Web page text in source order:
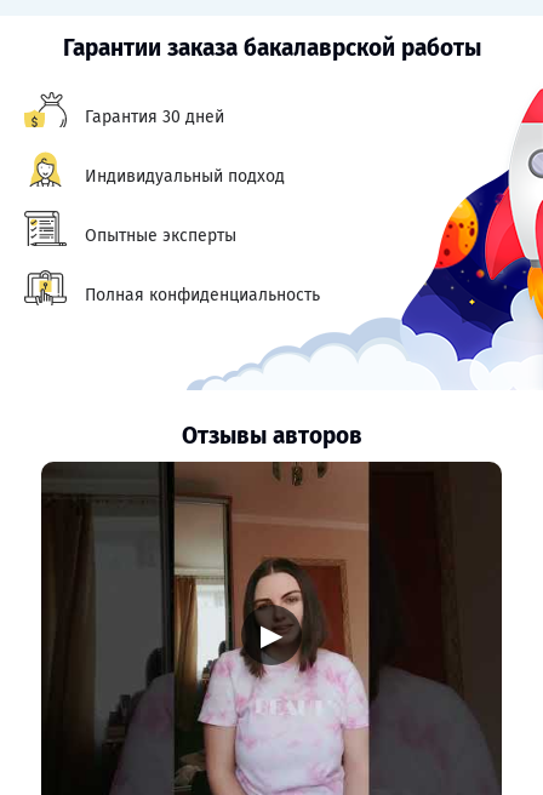
Гарантии заказа бакалаврской работы
Гарантия 30 дней
Индивидуальный подход
Опытные эксперты
Полная конфиденциальность
Отзывы авторов
▶